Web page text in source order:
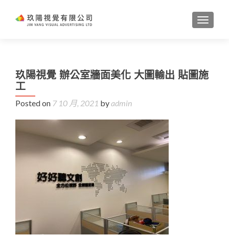
玖陽視覺 辦公室牆面美化 大圖輸出 貼圖施
工
Posted on 7 10 月, 2021 byadmin